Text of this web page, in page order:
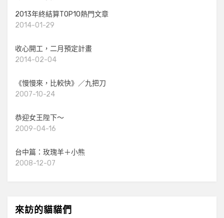
2013年終結算TOP10熱門文章
2014-01-29
收心開工，二月預定計畫
2014-02-04
《慢慢來，比較快》／九把刀
2007-10-24
恭迎女王陛下～
2009-04-16
台中篇：玫瑰羊＋小熊
2008-12-07
來訪的貓貓們